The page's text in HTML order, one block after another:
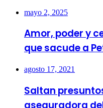
mayo 2, 2025
Amor, poder y
que sacude a
agosto 17, 2021
Saltan
aseguradora